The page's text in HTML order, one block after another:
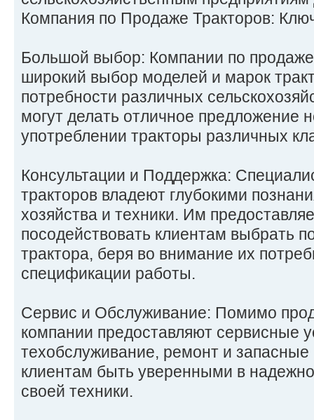
Компания по Продаже Тракторов:
Большой выбор: Компании по
широкий выбор моделей и марок
потребности различных
могут делать отличное предложение
употреблении тракторы различных
Консультации и Поддержка:
тракторов владеют глубокими
хозяйства и техники. Им
посодействовать клиентам выбрать
трактора, беря во внимание их
спецификации работы.
Сервис и Обслуживание: Помимо
компании предоставляют сервисные
техобслуживание, ремонт и запасные
клиентам быть уверенными в
своей техники.